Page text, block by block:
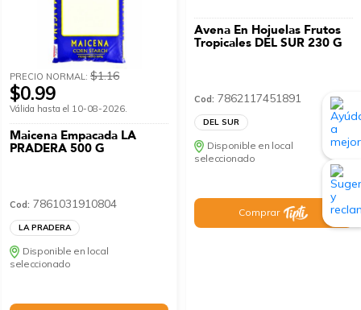
PRECIO NORMAL:$1.16
$0.99
Válida hasta el 10-08-2026.
Maicena Empacada LA
PRADERA 500 G
Cod: 7861031910804
LA PRADERA
Disponible en local
seleccionado
Avena En Hojuelas Frutos
Tropicales DEL SUR 230 G
Cod: 7862117451891
DEL SUR
Disponible en local
seleccionado
Comprar